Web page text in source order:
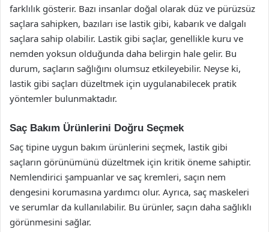
farklılık gösterir. Bazı insanlar doğal olarak düz ve pürüzsüz
saçlara sahipken, bazıları ise lastik gibi, kabarık ve dalgalı
saçlara sahip olabilir. Lastik gibi saçlar, genellikle kuru ve
nemden yoksun olduğunda daha belirgin hale gelir. Bu
durum, saçların sağlığını olumsuz etkileyebilir. Neyse ki,
lastik gibi saçları düzeltmek için uygulanabilecek pratik
yöntemler bulunmaktadır.
Saç Bakım Ürünlerini Doğru Seçmek
Saç tipine uygun bakım ürünlerini seçmek, lastik gibi
saçların görünümünü düzeltmek için kritik öneme sahiptir.
Nemlendirici şampuanlar ve saç kremleri, saçın nem
dengesini korumasına yardımcı olur. Ayrıca, saç maskeleri
ve serumlar da kullanılabilir. Bu ürünler, saçın daha sağlıklı
görünmesini sağlar.